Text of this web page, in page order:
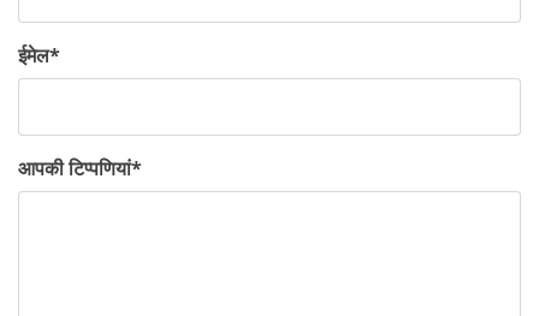
ईमेल*
आपकी टिप्पणियां*